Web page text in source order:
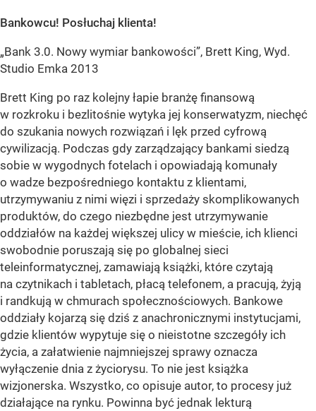
Bankowcu! Posłuchaj klienta!
„Bank 3.0. Nowy wymiar bankowości”, Brett King, Wyd.
Studio Emka 2013
Brett King po raz kolejny łapie branżę finansową
w rozkroku i bezlitośnie wytyka jej konserwatyzm, niechęć
do szukania nowych rozwiązań i lęk przed cyfrową
cywilizacją. Podczas gdy zarządzający bankami siedzą
sobie w wygodnych fotelach i opowiadają komunały
o wadze bezpośredniego kontaktu z klientami,
utrzymywaniu z nimi więzi i sprzedaży skomplikowanych
produktów, do czego niezbędne jest utrzymywanie
oddziałów na każdej większej ulicy w mieście, ich klienci
swobodnie poruszają się po globalnej sieci
teleinformatycznej, zamawiają książki, które czytają
na czytnikach i tabletach, płacą telefonem, a pracują, żyją
i randkują w chmurach społecznościowych. Bankowe
oddziały kojarzą się dziś z anachronicznymi instytucjami,
gdzie klientów wypytuje się o nieistotne szczegóły ich
życia, a załatwienie najmniejszej sprawy oznacza
wyłączenie dnia z życiorysu. To nie jest książka
wizjonerska. Wszystko, co opisuje autor, to procesy już
działające na rynku. Powinna być jednak lekturą